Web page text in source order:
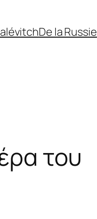
De la Russie
του